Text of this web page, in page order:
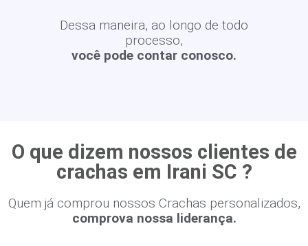
Dessa maneira, ao longo de todo
processo,
você pode contar conosco.
O que dizem nossos clientes de
crachas em Irani SC ?
Quem já comprou nossos Crachas personalizados,
comprova nossa liderança.